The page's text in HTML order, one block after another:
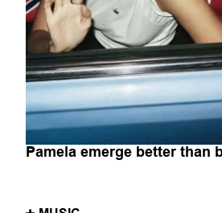
Pamela emerge better than